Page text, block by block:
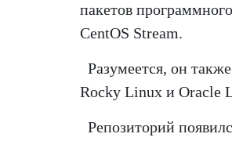
пакетов
CentOS Stream.
Разумеется, он
Rocky Linux и Oracle
Репозиторий